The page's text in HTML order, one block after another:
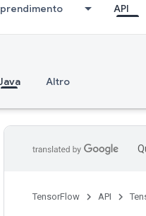
API
Altro
TensorFlow API